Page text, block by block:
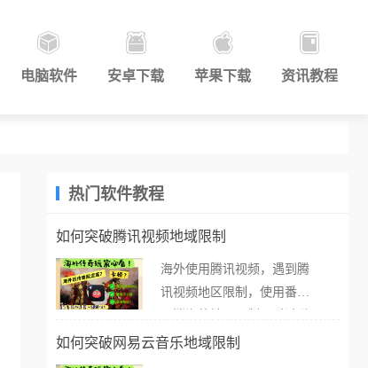
电脑软件 安卓下载 苹果下载 资讯教程
热门软件教程
如何突破腾讯视频地域限制
海外使用腾讯视频，遇到腾
讯视频地区限制，使用番茄
外打开腾讯视频，却突然弹
如何突破网易云音乐地域限制